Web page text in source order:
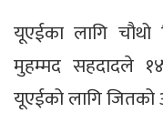
यूएईका लागि
मुहम्मद सहदादले
यूएईको लागि जितको